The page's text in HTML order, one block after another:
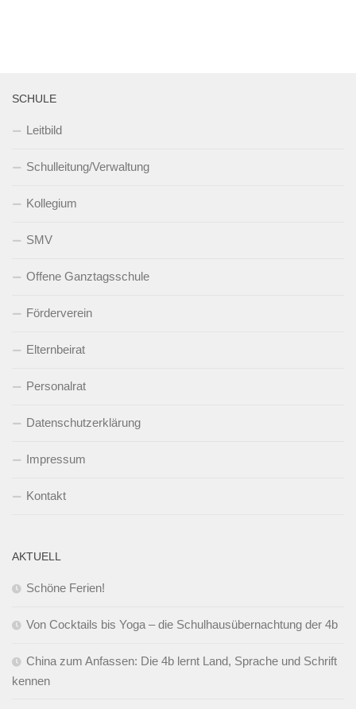
SCHULE
Leitbild
Schulleitung/Verwaltung
Kollegium
SMV
Offene Ganztagsschule
Förderverein
Elternbeirat
Personalrat
Datenschutzerklärung
Impressum
Kontakt
AKTUELL
Schöne Ferien!
Von Cocktails bis Yoga – die Schulhausübernachtung der 4b
China zum Anfassen: Die 4b lernt Land, Sprache und Schrift
kennen